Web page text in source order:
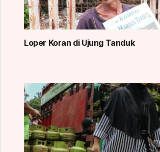
Loper Koran di Ujung Tanduk